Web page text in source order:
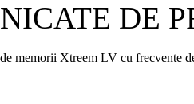
DE
memorii Xtreem LV cu frecvente